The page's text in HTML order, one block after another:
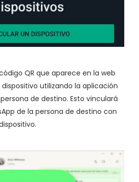
QR que aparece en la web
utilizando la aplicación
de destino. Esto vinculará
de la persona de destino con